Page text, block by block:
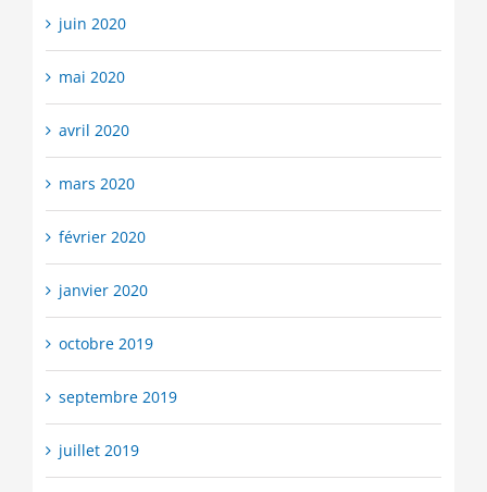
juin 2020
mai 2020
avril 2020
mars 2020
février 2020
janvier 2020
octobre 2019
septembre 2019
juillet 2019